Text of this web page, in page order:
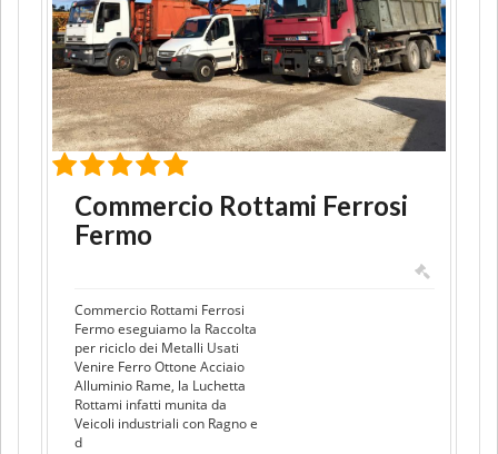
Commercio Rottami Ferrosi
Fermo
Commercio Rottami Ferrosi
Fermo eseguiamo la Raccolta
per riciclo dei Metalli Usati
Venire Ferro Ottone Acciaio
Alluminio Rame, la Luchetta
Rottami infatti munita da
Veicoli industriali con Ragno e
d